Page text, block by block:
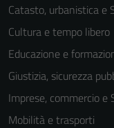
Catasto, urbanistica e
Cultura e tempo libero
Educazione e
Giustizia, sicurezza
Imprese, commercio e
Mobilità e trasporti